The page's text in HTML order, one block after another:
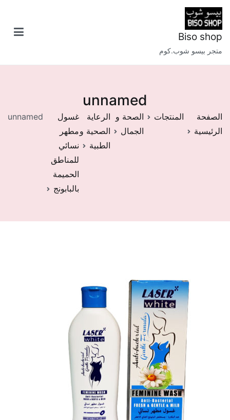
تخطى
إلى
المحتوى
Biso shop
متجر بيسو شوب.كوم
unnamed
الصفحة
الرئيسية
المنتجات
الصحة و
الجمال
الرعاية
الصحية و
الطبية
غسول
مطهر
نسائي
للمناطق
الحميمة
بالبابونج
unnamed